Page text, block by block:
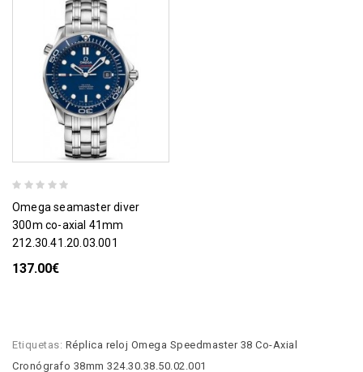
omega seamaster diver
300m co-axial 41mm
212.30.41.20.03.001
137.00€
Etiquetas: Réplica reloj Omega Speedmaster 38 Co-Axial
Cronógrafo 38mm 324.30.38.50.02.001